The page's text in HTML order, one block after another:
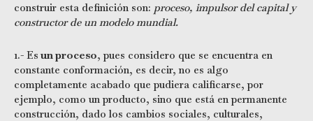
construir esta definición son: proceso, impulsor del capital y
constructor de un modelo mundial.
1.- Es un proceso, pues considero que se encuentra en
constante conformación, es decir, no es algo
completamente acabado que pudiera calificarse, por
ejemplo, como un producto, sino que está en permanente
construcción, dado los cambios sociales, culturales,